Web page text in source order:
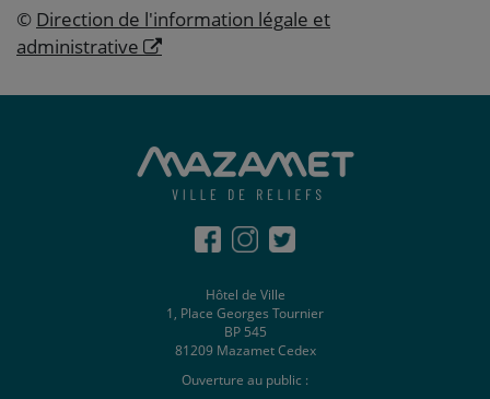
© Direction de l'information légale et
administrative
Hôtel de Ville
1, Place Georges Tournier
BP 545
81209 Mazamet Cedex
Ouverture au public :